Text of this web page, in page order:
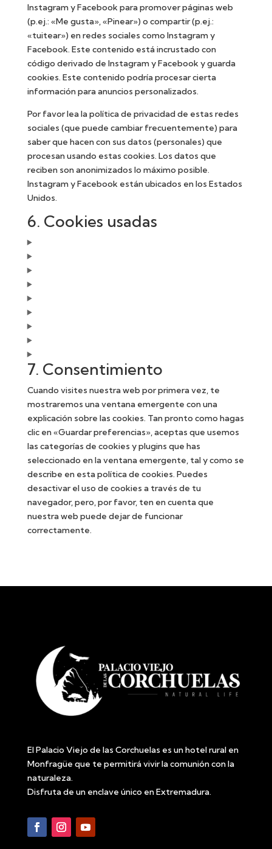
Instagram y Facebook para promover páginas web
(p.ej.: «Me gusta», «Pinear») o compartir (p.ej.:
«tuitear») en redes sociales como Instagram y
Facebook. Este contenido está incrustado con
código derivado de Instagram y Facebook y guarda
cookies. Este contenido podría procesar cierta
información para anuncios personalizados.
Por favor lea la política de privacidad de estas redes
sociales (que puede cambiar frecuentemente) para
saber que hacen con sus datos (personales) que
procesan usando estas cookies. Los datos que
reciben son anonimizados lo máximo posible.
Instagram y Facebook están ubicados en los Estados
Unidos.
6. Cookies usadas
7. Consentimiento
Cuando visites nuestra web por primera vez, te
mostraremos una ventana emergente con una
explicación sobre las cookies. Tan pronto como hagas
clic en «Guardar preferencias», aceptas que usemos
las categorías de cookies y plugins que has
seleccionado en la ventana emergente, tal y como se
describe en esta política de cookies. Puedes
desactivar el uso de cookies a través de tu
navegador, pero, por favor, ten en cuenta que
nuestra web puede dejar de funcionar
correctamente.
El Palacio Viejo de las Corchuelas es un hotel rural en
Monfragüe que te permitirá vivir la comunión con la
naturaleza.
Disfruta de un enclave único en Extremadura.